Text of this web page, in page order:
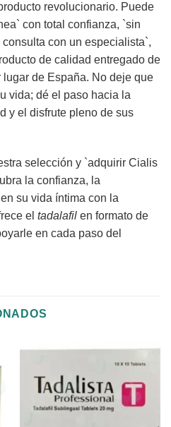
revolucionario. Puede
con total confianza, `sin
con un especialista`,
de calidad entregado de
de España. No deje que
vida; dé el paso hacia la
y el disfrute pleno de sus
selección y `adquirir Cialis
la confianza, la
su vida íntima con la
el tadalafil en formato de
en cada paso del